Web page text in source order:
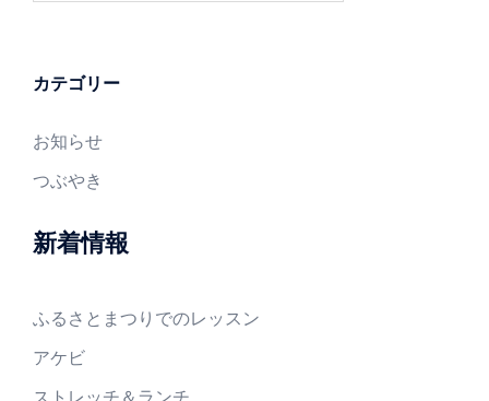
カテゴリー
お知らせ
つぶやき
新着情報
ふるさとまつりでのレッスン
アケビ